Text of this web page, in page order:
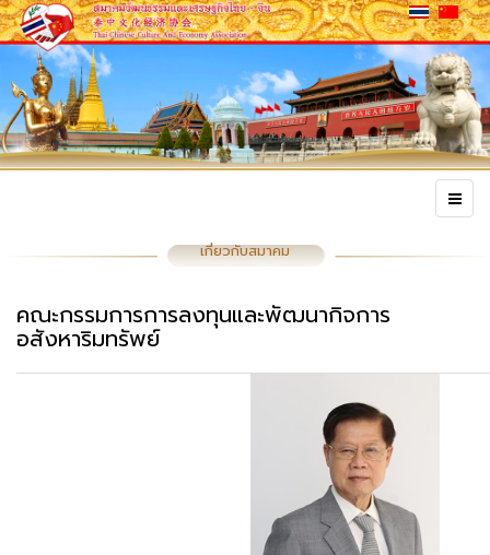
เกี่ยวกับสมาคม
คณะกรรมการการลงทุนและพัฒนากิจการ
อสังหาริมทรัพย์